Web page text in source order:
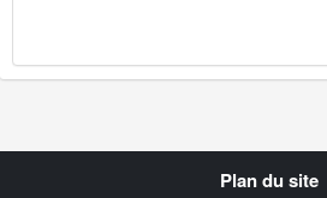
Plan du site